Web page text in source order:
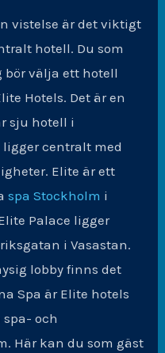
vistelse är det viktigt
hotell. Du som
välja ett hotell
Hotels. Det är en
sju hotell i
centralt med
Elite är ett
spa Stockholm i
Palace ligger
i Vasastan.
lobby finns det
Spa är Elite hotels
spa- och
Här kan du som gäst